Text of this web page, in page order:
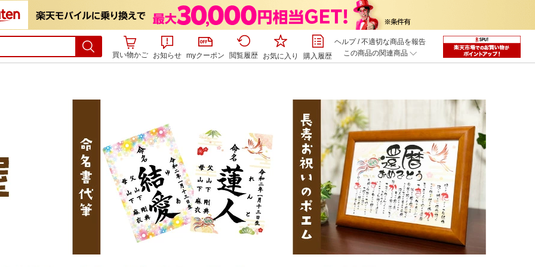
買い物かご お知らせ myクーポン 閲覧履歴 お気に入り 購入履歴
ヘルプ/不適切な商品を報告
この商品の関連商品